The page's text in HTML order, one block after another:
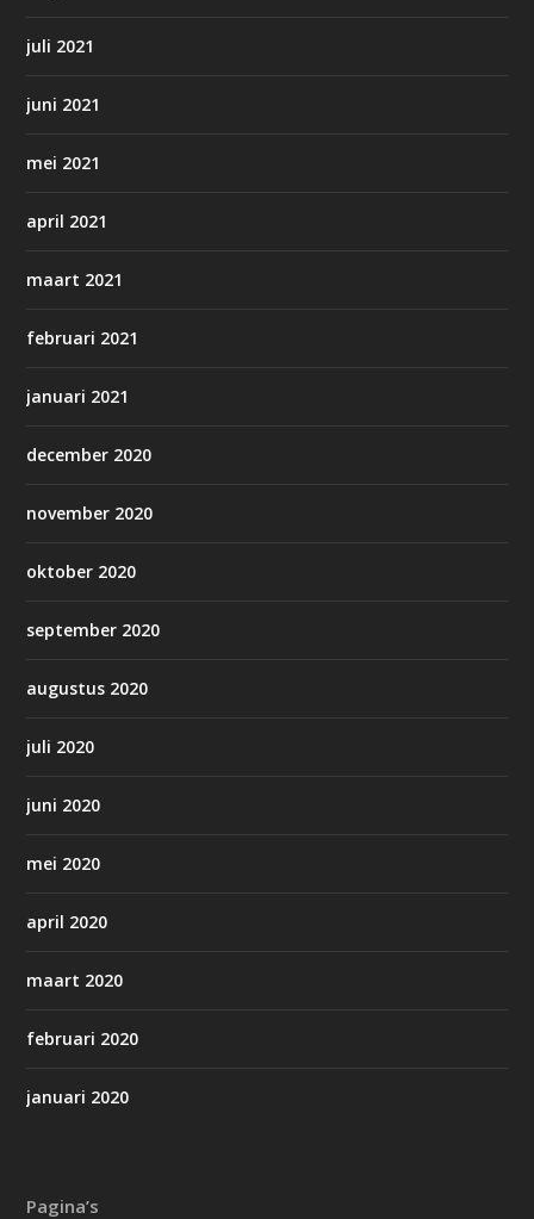
juli 2021
juni 2021
mei 2021
april 2021
maart 2021
februari 2021
januari 2021
december 2020
november 2020
oktober 2020
september 2020
augustus 2020
juli 2020
juni 2020
mei 2020
april 2020
maart 2020
februari 2020
januari 2020
Pagina’s